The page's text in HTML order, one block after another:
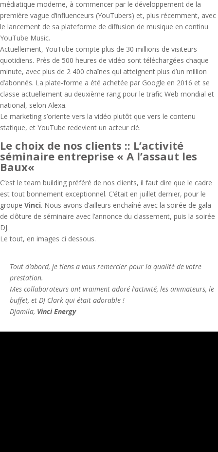
médiatique moderne, à commencer par le développement de la
première vague d’influenceurs (YouTubers) et, plus récemment, avec
le lancement de sa plateforme de diffusion de musique en continu
YouTube Music.
Actuellement, YouTube compte plus de 30 millions de visiteurs
quotidiens. Près de 500 heures de vidéo sont téléchargées chaque
minute, avec plus de 2 400 chaînes qui atteignent plus d’un million
d’abonnés. La plate-forme a été achetée par Google en 2016 et se
classe actuellement au deuxième rang pour le trafic Web mondial et
national, selon Alexa.
Le marketing s’oriente vers la vidéo plutôt que vers le contenu
statique, et YouTube redevient un acteur clé.
Le choix de nos clients :: L’activité
séminaire entreprise « A l’assaut les
Baux«
C’est le team building préféré de nos clients, il faut dire que le cadre
est tout bonnement exceptionnel. C’était en juillet dernier, pour le
groupe Vinci. Nous avons d’ailleurs enchaîné avec la soirée de gala
de clôture de séminaire avec l’annonce du classement, puis la soirée
DJ.
Le tout, en images ci dessous.
Tout d’abord, je tiens a vous remercier pour la qualité de votre
prestation.
Mes collaborateurs ont vraiment adoré l’activité, les animateurs, le
buffet, et DJ Clark qui était adorable !
Djamila, Vinci Energy